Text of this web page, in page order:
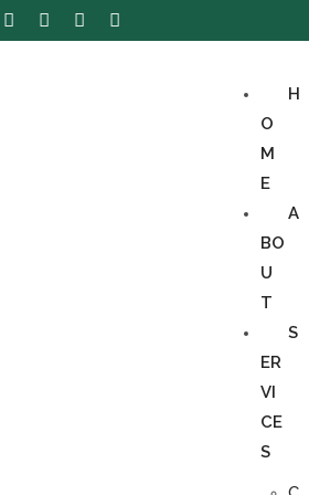
H
O
M
E
A
BO
U
T
S
ER
VI
CE
S